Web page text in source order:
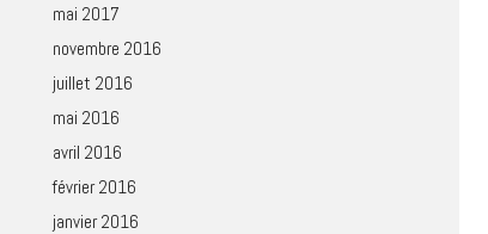
mai 2017
novembre 2016
juillet 2016
mai 2016
avril 2016
février 2016
janvier 2016